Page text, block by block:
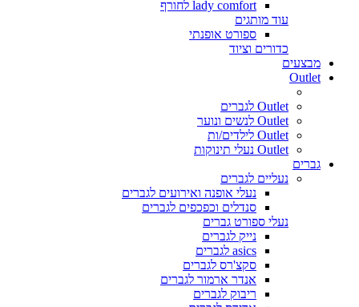
lady comfort לחורף
עוד מותגים
ספורט אופנתי
כדורים וציוד
מבצעים
Outlet
Outlet לגברים
Outlet לנשים ונוער
Outlet לילדים/ות
Outlet נעלי תינוקות
גברים
נעליים לגברים
נעלי אופנה ואירועים לגברים
סנדלים וכפכפים לגברים
נעלי ספורט גברים
נייק לגברים
asics לגברים
סקצ'רס לגברים
אנדר ארמור לגברים
ריבוק לגברים